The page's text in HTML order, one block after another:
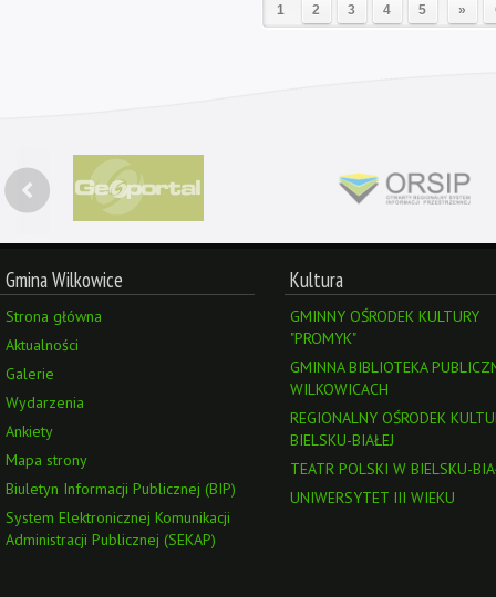
1 2 3 4 5 »
Gmina Wilkowice
Strona główna
Aktualności
Galerie
Wydarzenia
Ankiety
Mapa strony
Biuletyn Informacji Publicznej (BIP)
System Elektronicznej Komunikacji
Administracji Publicznej (SEKAP)
Kultura
GMINNY OŚRODEK KULTURY
"PROMYK"
GMINNA BIBLIOTEKA
WILKOWICACH
REGIONALNY OŚRODEK
BIELSKU-BIAŁEJ
TEATR POLSKI W BIELSKU-
UNIWERSYTET III WIEKU